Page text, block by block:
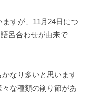
すが、11月24日につ
呂合わせが由来で
なり多いと思います
な種類の削り節があ